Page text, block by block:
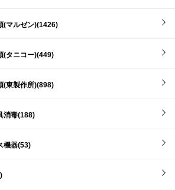
(マルゼン)(1426)
(タニコー)(449)
(東製作所)(898)
消毒(188)
機器(53)